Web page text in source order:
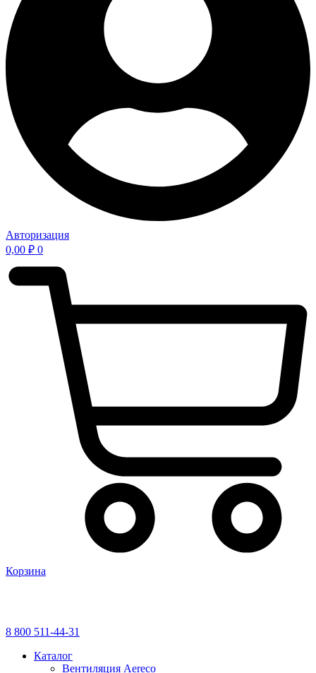
Авторизация
0,00 ₽ 0
Корзина
8 800 511-44-31
Каталог
Вентиляция Aereco